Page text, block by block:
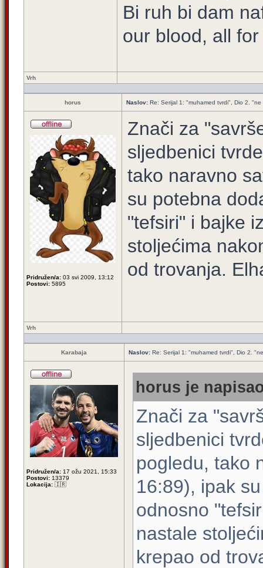
Bi ruh bi dam
our blood, all
Vrh
horus Naslov: Re: Serijal 1: "muhamed tvrdi", Dio 2.
Pridružen/a: 03 svi 2009, 13:12
Postovi: 5895
Znači za
sljedbenici
tako naravno
su potebna
"tefsiri" i bajke
stoljećima
od trovanja.
Vrh
Karabaja Naslov: Re: Serijal 1: "muhamed tvrdi", Dio 2.
Pridružen/a: 17 ožu 2021, 15:33
Postovi: 13379
Lokacija: 🇮🇷
horus je
Znači za
sljedbenici
pogledu, tako
16:89), ipak
odnosno
nastale
krepao od